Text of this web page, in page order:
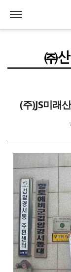
㈜
(주)JS미래